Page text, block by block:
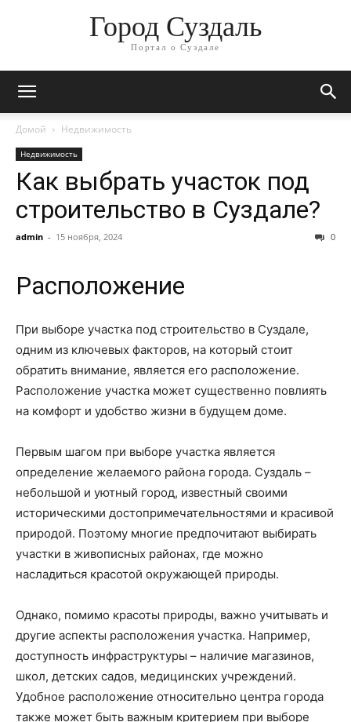
Город Суздаль
Портал о Суздале
Домой Недвижимость
Недвижимость
Как выбрать участок под
строительство в Суздале?
admin - 15 ноября, 2024 0
Расположение
При выборе участка под строительство в Суздале,
одним из ключевых факторов, на который стоит
обратить внимание, является его расположение.
Расположение участка может существенно повлиять
на комфорт и удобство жизни в будущем доме.
Первым шагом при выборе участка является
определение желаемого района города. Суздаль –
небольшой и уютный город, известный своими
историческими достопримечательностями и красивой
природой. Поэтому многие предпочитают выбирать
участки в живописных районах, где можно
насладиться красотой окружающей природы.
Однако, помимо красоты природы, важно учитывать и
другие аспекты расположения участка. Например,
доступность инфраструктуры – наличие магазинов,
школ, детских садов, медицинских учреждений.
Удобное расположение относительно центра города
также может быть важным критерием при выборе